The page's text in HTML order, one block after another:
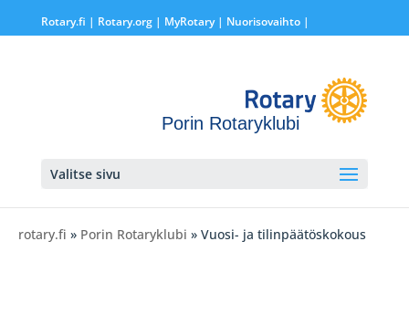
Rotary.fi | Rotary.org| MyRotary | Nuorisovaihto|
Porin Rotaryklubi
Valitse sivu
rotary.fi » Porin Rotaryklubi » Vuosi- ja tilinpäätöskokous